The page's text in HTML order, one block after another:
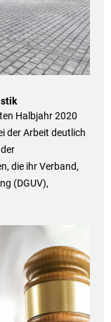
Halbjahr 2020
der Arbeit deutlich
die ihr Verband,
(DGUV),